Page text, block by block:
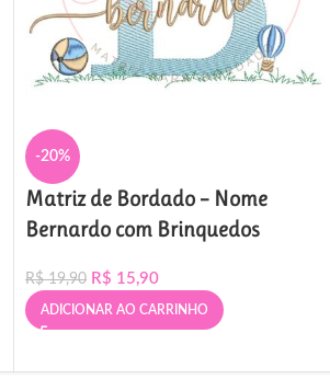
-20%
Matriz de Bordado – Nome
Bernardo com Brinquedos
R$19,90 R$ 15,90
ADICIONAR AO CARRINHO